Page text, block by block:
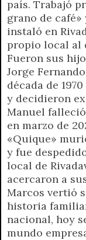
país. Trabajó
grano de café»
instaló en
propio local al
Fueron sus
Jorge
década de
y decidieron
Manuel
en marzo de
«Quique»
y fue
local de
acercaron a
Marcos vertió
historia
nacional, hoy
mundo